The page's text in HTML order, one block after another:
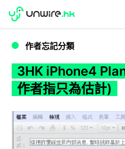
WWDC 2026
作者忘記分類
3HK iPhone4
作者指只為估計)